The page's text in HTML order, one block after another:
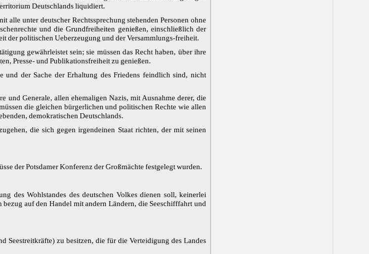
Deutschlands liquidiert.
alle unter deutscher Rechtssprechung stehenden Personen ohne
und die Grundfreiheiten genießen, einschließlich der
der politischen Ueberzeugung und der Versammlungs-freiheit.
gewährleistet sein; sie müssen das Recht haben, über ihre
Presse- und Publikationsfreiheit zu genießen.
der Sache der Erhaltung des Friedens feindlich sind, nicht
Generale, allen ehemaligen Nazis, mit Ausnahme derer, die
die gleichen bürgerlichen und politischen Rechte wie allen
demokratischen Deutschlands.
die sich gegen irgendeinen Staat richten, der mit seinen
der Potsdamer Konferenz der Großmächte festgelegt wurden.
des Wohlstandes des deutschen Volkes dienen soll, keinerlei
auf den Handel mit andern Ländern, die Seeschifffahrt und
Seestreitkräfte) zu besitzen, die für die Verteidigung des Landes